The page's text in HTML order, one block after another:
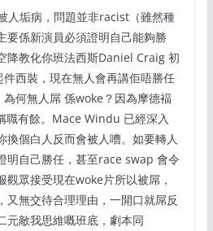
人垢病，問題並非racist（雖然種
要係新演員必須證明自己能夠勝
降教化你班法西斯Daniel Craig 初
件西裝，現在無人會再講佢唔勝任
何無人屌 係woke？因為摩德褔
職有餘。Mace Windu 已經深入
換個白人反而會被人嘈。如要轉人
明自己勝任，甚至race swap 會令
觀眾接受現在woke片所以被屌，
又無交待合理理由，一開口就屌反
元敵我思維嘅班底，劇本同